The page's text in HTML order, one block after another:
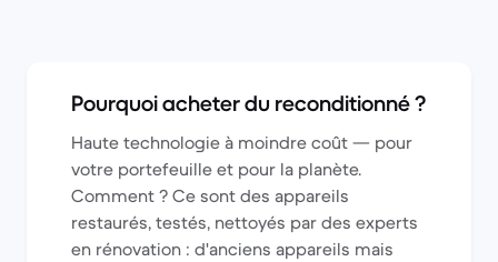
Pourquoi acheter du reconditionné ?
Haute technologie à moindre coût — pour
votre portefeuille et pour la planète.
Comment ? Ce sont des appareils
restaurés, testés, nettoyés par des experts
en rénovation : d'anciens appareils mais